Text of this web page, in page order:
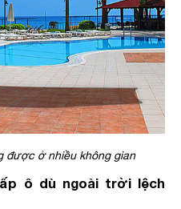
được ở nhiều không gian
ô dù ngoài trời lệch